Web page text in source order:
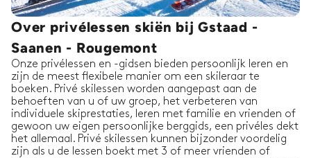
Over privélessen skiën bij Gstaad -
Saanen - Rougemont
Onze privélessen en -gidsen bieden persoonlijk leren en
zijn de meest flexibele manier om een skileraar te
boeken. Privé skilessen worden aangepast aan de
behoeften van u of uw groep, het verbeteren van
individuele skiprestaties, leren met familie en vrienden of
gewoon uw eigen persoonlijke berggids, een privéles dekt
het allemaal. Privé skilessen kunnen bijzonder voordelig
zijn als u de lessen boekt met 3 of meer vrienden of